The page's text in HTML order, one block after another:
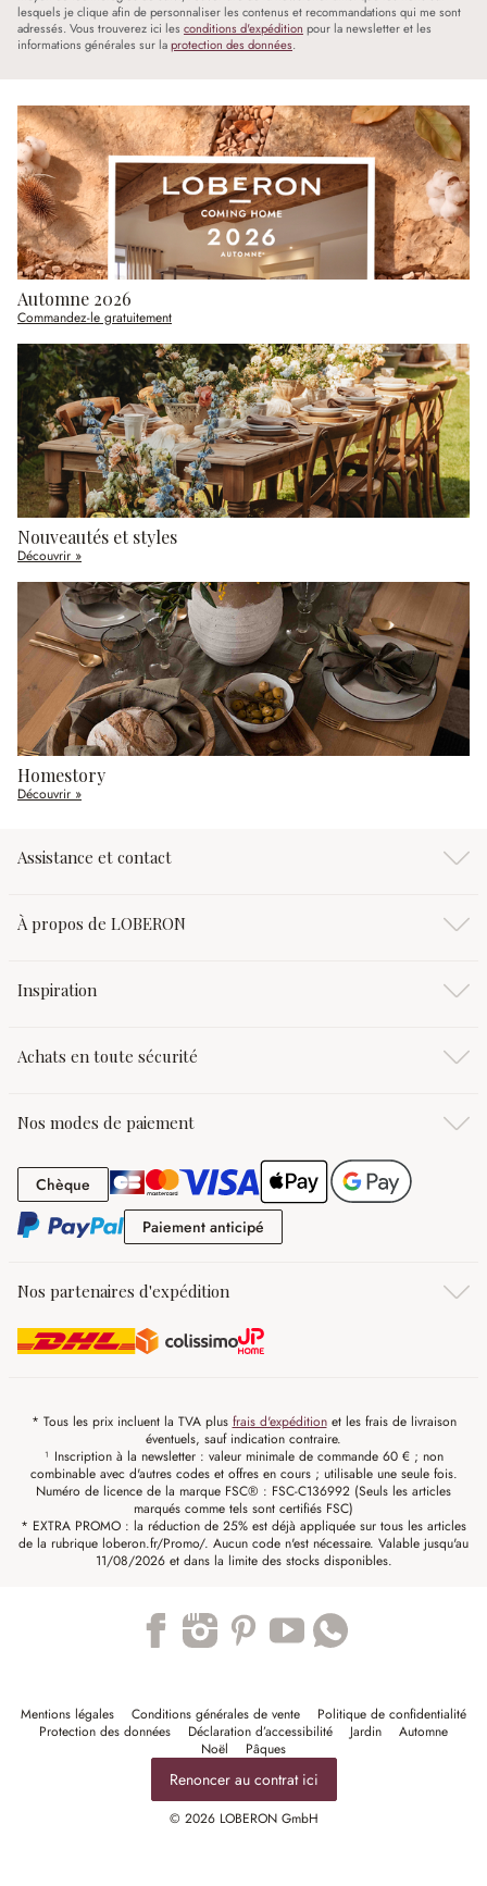
lesquels je clique afin de personnaliser les contenus et recommandations qui me sont
adressés. Vous trouverez ici les conditions d'expédition pour la newsletter et les
informations générales sur laprotection des données.
Automne 2026
Commandez-le gratuitement
Nouveautés et styles
Découvrir »
Homestory
Découvrir »
Assistance et contact
À propos de LOBERON
Inspiration
Achats en toute sécurité
Nos modes de paiement
Chèque Chèque
Paiement anticipé
Nos partenaires d'expédition
* Tous les prix incluent la TVA plus frais d'expéditionet les frais de livraison
éventuels, sauf indication contraire.
¹ Inscription à la newsletter : valeur minimale de commande 60 € ; non
combinable avec d'autres codes et offres en cours ; utilisable une seule fois.
Numéro de licence de la marque FSC® : FSC-C136992 (Seuls les articles
marqués comme tels sont certifiés FSC)
* EXTRA PROMO : la réduction de 25% est déjà appliquée sur tous les articles
de la rubrique loberon.fr/Promo/. Aucun code n'est nécessaire. Valable jusqu'au
11/08/2026 et dans la limite des stocks disponibles.
Mentions légales Conditions générales de vente
Politique de confidentialité
Protection des données
Déclaration d’accessibilité Jardin
Automne
Noël
Pâques
Renoncer au contrat ici
© 2026 LOBERON GmbH